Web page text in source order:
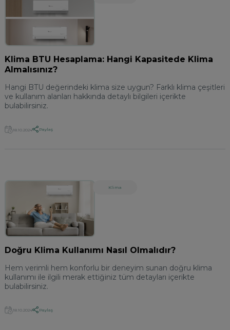
Klima BTU Hesaplama: Hangi Kapasitede Klima
Almalısınız?
Hangi BTU değerindeki klima size uygun? Farklı klima çeşitleri
ve kullanım alanları hakkında detaylı bilgileri içerikte
bulabilirsiniz.
18.10.2024 Paylaş
Klima
Doğru Klima Kullanımı Nasıl Olmalıdır?
Hem verimli hem konforlu bir deneyim sunan doğru klima
kullanımı ile ilgili merak ettiğiniz tüm detayları içerikte
bulabilirsiniz.
18.10.2024 Paylaş